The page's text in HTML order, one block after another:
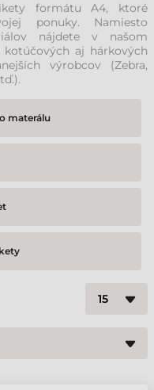
formátu A4, ktoré
ponuky. Namiesto
nájdete v našom
aj hárkových
výrobcov (Zebra,
materálu